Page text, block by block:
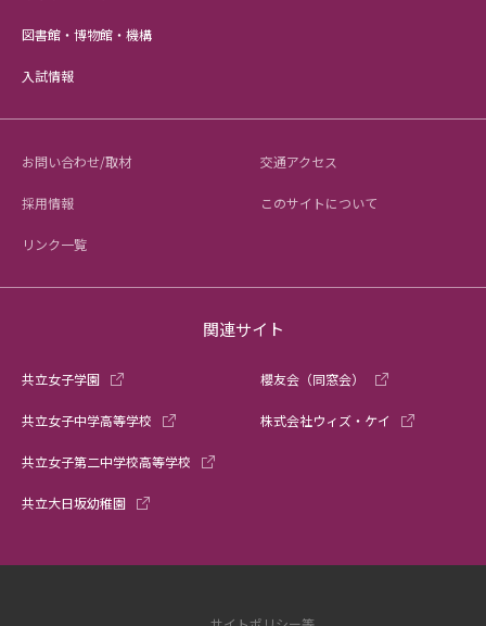
図書館・博物館・機構
入試情報
お問い合わせ/取材 交通アクセス
採用情報 このサイトについて
リンク一覧
関連サイト
共立女子学園
共立女子中学高等学校
共立女子第二中学校高等学校
共立大日坂幼稚園
櫻友会（同窓会）
株式会社ウィズ・ケイ